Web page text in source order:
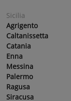
Sicilia
Agrigento
Caltanissetta
Catania
Enna
Messina
Palermo
Ragusa
Siracusa